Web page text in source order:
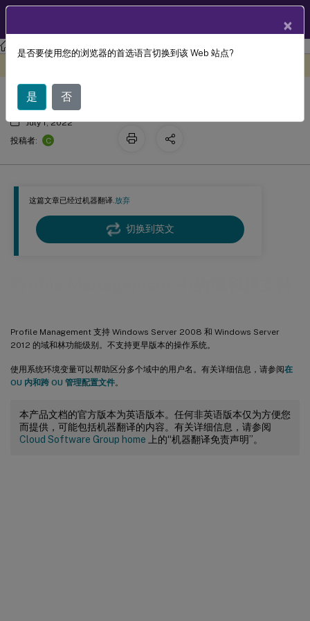
Profile Management Profile Management 2203
这篇文章已经过机器翻译.放弃
切换到英文
Profile Management 支持 Windows Server 2008 和 Windows Server
2012 的域和林功能级别。不支持更早版本的操作系统。
使用系统环境变量可以帮助区分多个域中的用户名。有关详细信息，请参阅在
OU 内和跨 OU 管理配置文件。
本产品文档的官方版本为英语版本。任何非英语版本仅为方便您
而提供，可能包括机器翻译的内容。有关详细信息，请参阅
Cloud Software Group home 上的“机器翻译免责声明”。
Profile Management 中的域和林支持
July 1, 2022
投稿者:
C
×
是否要使用您的浏览器的首选语言切换到该 Web 站点?
是 否